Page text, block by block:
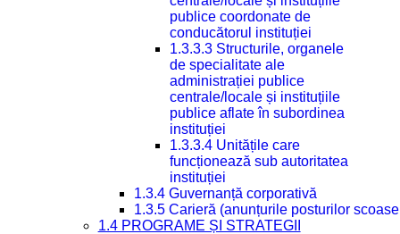
publice coordonate de
conducătorul instituției
1.3.3.3 Structurile, organele
de specialitate ale
administrației publice
centrale/locale și instituțiile
publice aflate în subordinea
instituției
1.3.3.4 Unitățile care
funcționează sub autoritatea
instituției
1.3.4 Guvernanță corporativă
1.3.5 Carieră (anunțurile posturilor
1.4 PROGRAME ȘI STRATEGII